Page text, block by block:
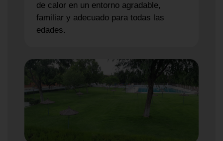
de calor en un entorno agradable,
familiar y adecuado para todas las
edades.